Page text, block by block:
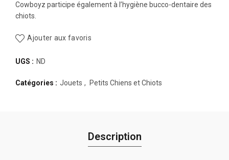
Cowboyz participe également à l’hygiène bucco-dentaire des
chiots.
Ajouter aux favoris
UGS : ND
Catégories : Jouets , Petits Chiens et Chiots
Description